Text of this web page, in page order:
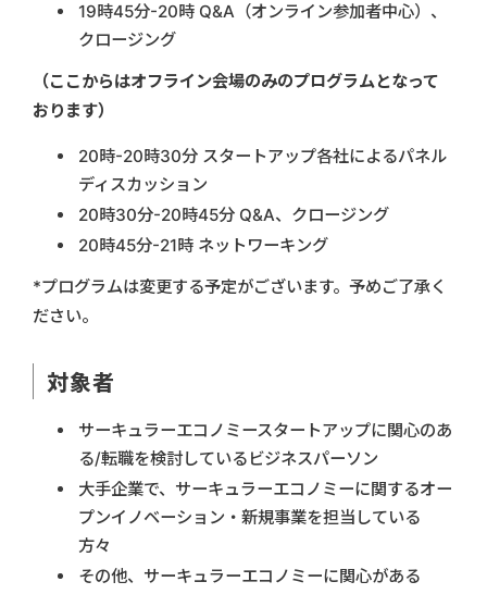
19時45分-20時 Q&A（オンライン参加者中心）、
クロージング
（ここからはオフライン会場のみのプログラムとなって
おります）
20時-20時30分 スタートアップ各社によるパネル
ディスカッション
20時30分-20時45分 Q&A、クロージング
20時45分-21時 ネットワーキング
*プログラムは変更する予定がございます。予めご了承く
ださい。
対象者
サーキュラーエコノミースタートアップに関心のあ
る/転職を検討しているビジネスパーソン
大手企業で、サーキュラーエコノミーに関するオー
プンイノベーション・新規事業を担当している
方々
その他、サーキュラーエコノミーに関心がある